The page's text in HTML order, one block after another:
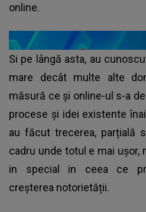
online.
Si pe lângă asta, au
mare decât multe alte
măsură ce și online-ul s-a
procese și idei existente
au făcut trecerea, parțială
cadru unde totul e mai ușor,
in special in ceea ce
creșterea notorietății.